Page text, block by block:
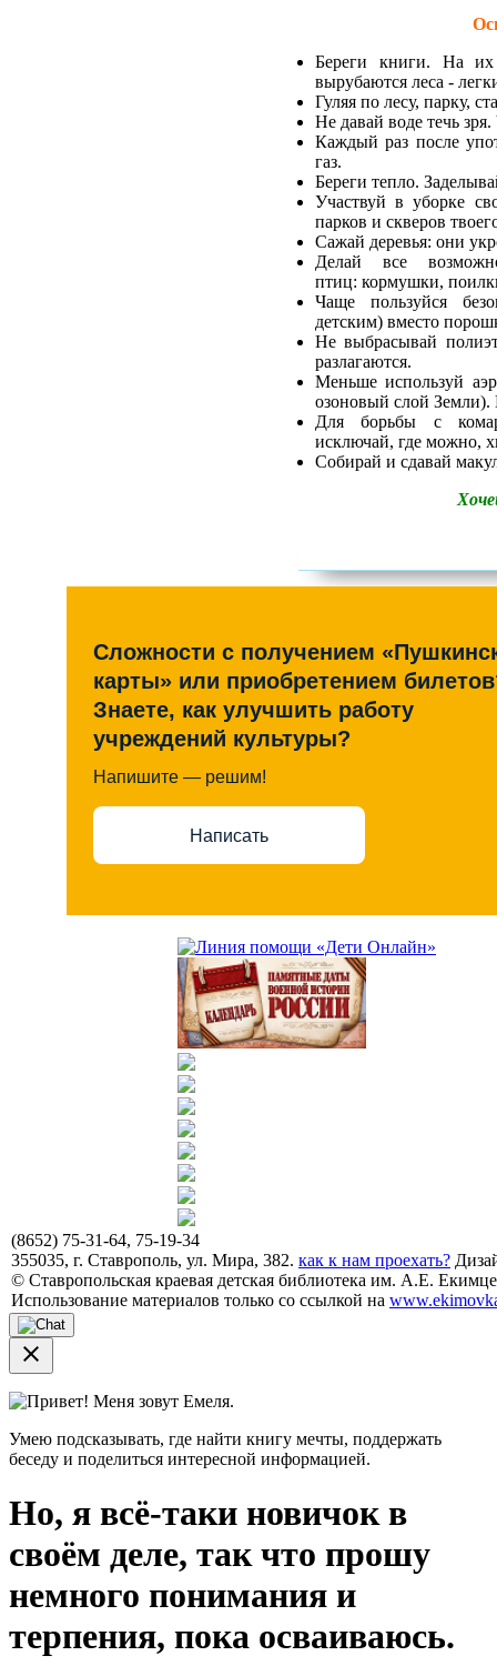
Береги книги. На их
вырубаются леса -
Гуляя по лесу, парку,
Не давай воде течь
Каждый раз после
газ.
Береги тепло.
Участвуй в уборке
парков и скверов
Сажай деревья: они
Делай все
птиц: кормушки,
Чаще пользуйся
детским) вместо
Не выбрасывай
разлагаются.
Меньше используй
озоновый слой
Для борьбы с
исключай, где можно,
Собирай и сдавай
Сложности с получением
карты» или приобретением
Знаете, как улучшить работу
учреждений культуры?
Напишите — решим!
Написать
(8652) 75-31-64, 75-19-34
355035, г. Ставрополь, ул. Мира, 382. как к нам проехать?
© Ставропольская краевая детская библиотека им. А.Е.
Использование материалов только со ссылкой на
close
Привет! Меня зовут Емеля.
Умею подсказывать, где найти книгу мечты, поддержать
беседу и поделиться интересной информацией.
Но, я всё-таки новичок в
своём деле, так что прошу
немного понимания и
терпения, пока осваиваюсь.